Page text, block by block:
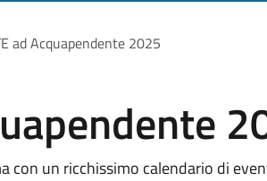
ad Acquapendente 2025
con un ricchissimo calendario di